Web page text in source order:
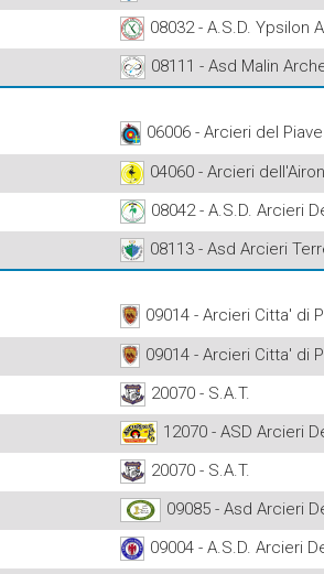
08032 - A.S.D. Ypsilon
08111 - Asd Malin
06006 - Arcieri del
04060 - Arcieri
08042 - A.S.D. Arcieri
08113 - Asd Arcieri
09014 - Arcieri Citta' di
09014 - Arcieri Citta' di
20070 - S.A.T.
12070 - ASD Arcieri
20070 - S.A.T.
09085 - Asd Arcieri
09004 - A.S.D. Arcieri